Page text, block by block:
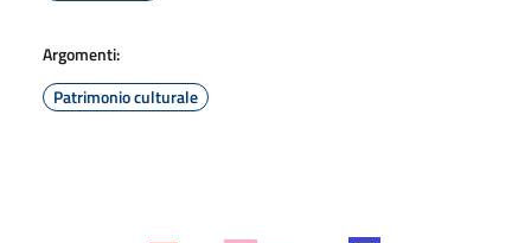
Argomenti:
Patrimonio culturale